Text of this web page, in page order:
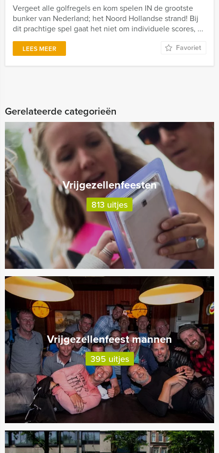
Vergeet alle golfregels en kom spelen IN de grootste
bunker van Nederland; het Noord Hollandse strand! Bij
dit prachtige spel gaat het niet om individuele scores, ...
LEES MEER Favoriet
Gerelateerde categorieën
Vrijgezellenfeesten
813 uitjes
Vrijgezellenfeest mannen
395 uitjes